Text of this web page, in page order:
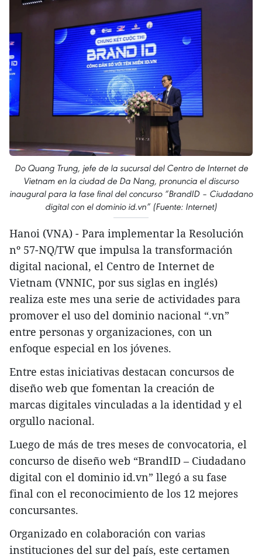
Do Quang Trung, jefe de la sucursal del Centro de Internet de
Vietnam en la ciudad de Da Nang, pronuncia el discurso
inaugural para la fase final del concurso “BrandID – Ciudadano
digital con el dominio id.vn” (Fuente: Internet)
Hanoi (VNA) - Para implementar la Resolución
nº 57-NQ/TW que impulsa la transformación
digital nacional, el Centro de Internet de
Vietnam (VNNIC, por sus siglas en inglés)
realiza este mes una serie de actividades para
promover el uso del dominio nacional “.vn”
entre personas y organizaciones, con un
enfoque especial en los jóvenes.
Entre estas iniciativas destacan concursos de
diseño web que fomentan la creación de
marcas digitales vinculadas a la identidad y el
orgullo nacional.
Luego de más de tres meses de convocatoria, el
concurso de diseño web “BrandID – Ciudadano
digital con el dominio id.vn” llegó a su fase
final con el reconocimiento de los 12 mejores
concursantes.
Organizado en colaboración con varias
instituciones del sur del país, este certamen